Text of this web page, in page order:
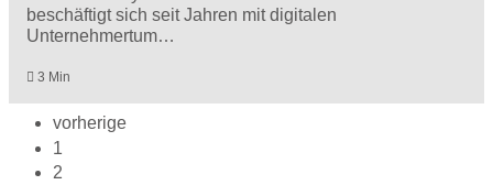
beschäftigt sich seit Jahren mit digitalen
Unternehmertum…
3 Min
vorherige
1
2